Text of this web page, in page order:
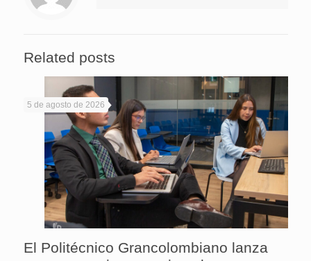
Related posts
5 de agosto de 2026
El Politécnico Grancolombiano lanza